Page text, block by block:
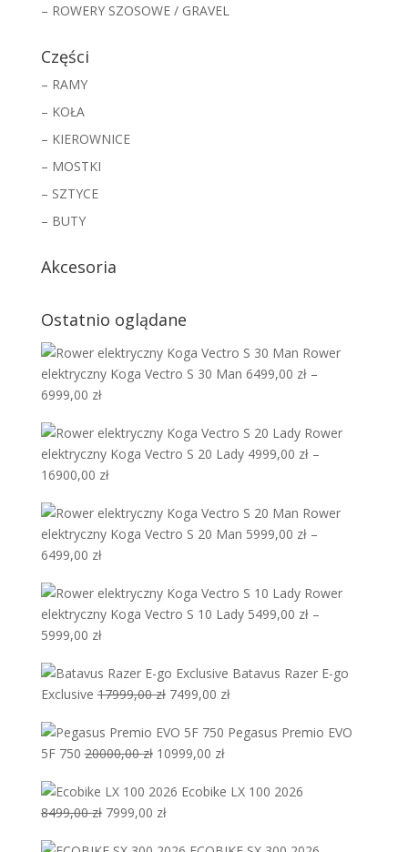
– ROWERY SZOSOWE / GRAVEL
Części
– RAMY
– KOŁA
– KIEROWNICE
– MOSTKI
– SZTYCE
– BUTY
Akcesoria
Ostatnio oglądane
Rower
elektryczny Koga Vectro S 30 Man 6499,00 zł –
6999,00 złZakres
od
6499,00 zł
do
Rower
elektryczny Koga Vectro S 20 Lady 4999,00 zł –
16900,00 złZakres
od
4999,00 zł
Rower
elektryczny Koga Vectro S 20 Man 5999,00 zł –
6499,00 złZakres
od
5999,00 zł
do
Rower
elektryczny Koga Vectro S 10 Lady 5499,00 zł –
5999,00 złZakres
od
5499,00 zł
5999,00 zł
Batavus Razer E-go
Exclusive 17999,00zł Pierwotna
wynosiła:
17999,00 zł.
7499,00 złAktualna
wynosi:
Pegasus Premio EVO
5F 750 20000,00zł Pierwotna
wynosiła:
20000,00 zł.
10999,00 złAktualna
wynosi:
Ecobike LX 100 2026
8499,00zł Pierwotna
7999,00 złAktualna